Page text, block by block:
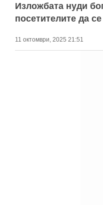
Изложбата нуди
посетителите да
11 октомври, 2025 21:51